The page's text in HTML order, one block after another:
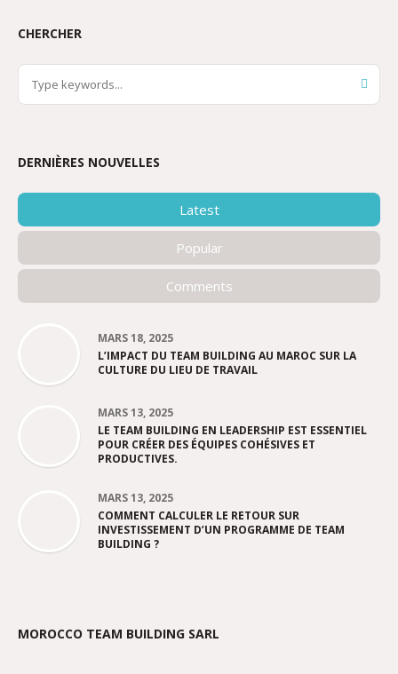
CHERCHER
DERNIÈRES NOUVELLES
Latest
Popular
Comments
MARS 18, 2025
L’IMPACT DU TEAM BUILDING AU MAROC SUR LA
CULTURE DU LIEU DE TRAVAIL
MARS 13, 2025
LE TEAM BUILDING EN LEADERSHIP EST ESSENTIEL
POUR CRÉER DES ÉQUIPES COHÉSIVES ET
PRODUCTIVES.
MARS 13, 2025
COMMENT CALCULER LE RETOUR SUR
INVESTISSEMENT D’UN PROGRAMME DE TEAM
BUILDING ?
MOROCCO TEAM BUILDING SARL